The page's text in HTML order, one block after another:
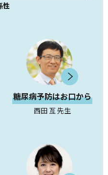
性
糖尿病予防はお口から
西田 亙 先生